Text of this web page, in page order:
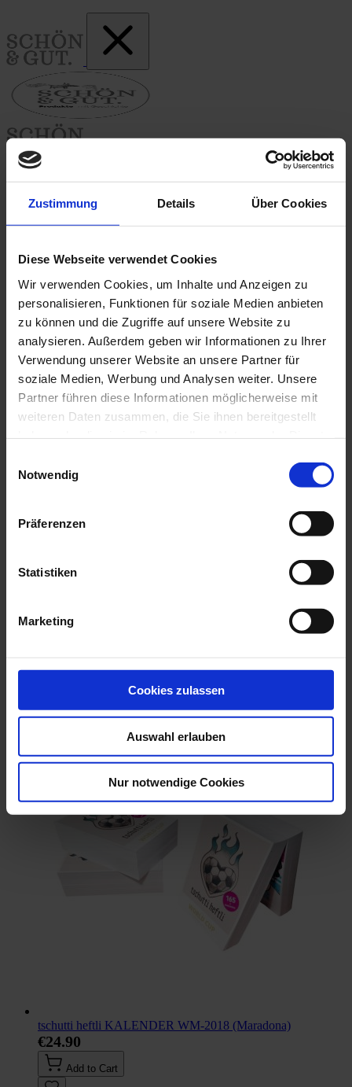
Zustimmung Details Über Cookies
Diese Webseite verwendet Cookies
Wir verwenden Cookies, um Inhalte und Anzeigen zu
personalisieren, Funktionen für soziale Medien anbieten
zu können und die Zugriffe auf unsere Website zu
analysieren. Außerdem geben wir Informationen zu Ihrer
Verwendung unserer Website an unsere Partner für
soziale Medien, Werbung und Analysen weiter. Unsere
Partner führen diese Informationen möglicherweise mit
weiteren Daten zusammen, die Sie ihnen bereitgestellt
Notwendig
Präferenzen
Statistiken
Marketing
Cookies zulassen
Auswahl erlauben
Nur notwendige Cookies
Search
English
SCHÖN&GUTAPPEARANCE Toggle submenu
SCHÖN&GUT LIVING Toggle submenu
SCHÖN&GUT ENJOYING Toggle submenu
SCHÖN&GUT GIFTING Toggle submenu
SCHÖN&GUT COLLECTING Toggle submenu
Home
/ Goodies
Shop By
tschutti heftli KALENDER WM-2018 (Maradona)
€24.90
Add to Cart